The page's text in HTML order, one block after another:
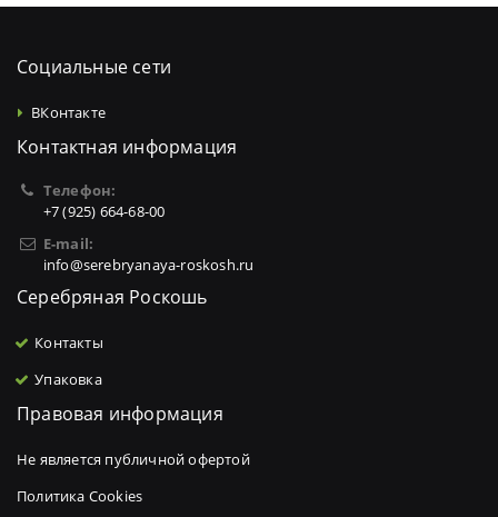
Социальные сети
ВКонтакте
Контактная информация
Телефон:
+7 (925) 664-68-00
E-mail:
info@serebryanaya-roskosh.ru
Серебряная Роскошь
Контакты
Упаковка
Правовая информация
Не является публичной офертой
Политика Cookies